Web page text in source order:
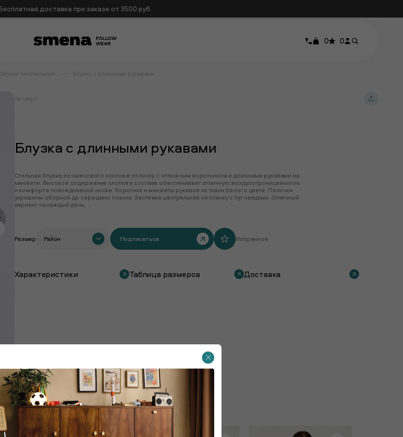
доставка при заказе от 3500 руб.
0 0
Блузки текстильные Блузка с длинными рукавами
Артикул:
Блузка с длинными рукавами
Стильная блузка из смесового хлопка в полоску с отложным воротником и длинными рукавами на
манжете. Высокое содержание хлопка в составе обеспечивает отличную воздухопроницаемость
и комфорт в повседневной носке. Воротник и манжеты рукавов из ткани белого цвета. Полочки
украшены оборкой до середины планки. Застежка центральная на планку с пуговицами. Отличный
вариант на каждый день.
Размер Район Подписаться Избранное
Характеристики Таблица размеров Доставка
Покупают вместе с этим товаром